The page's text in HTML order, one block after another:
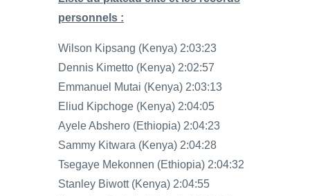
personnels :
Wilson Kipsang (Kenya) 2:03:23
Dennis Kimetto (Kenya) 2:02:57
Emmanuel Mutai (Kenya) 2:03:13
Eliud Kipchoge (Kenya) 2:04:05
Ayele Abshero (Ethiopia) 2:04:23
Sammy Kitwara (Kenya) 2:04:28
Tsegaye Mekonnen (Ethiopia) 2:04:32
Stanley Biwott (Kenya) 2:04:55